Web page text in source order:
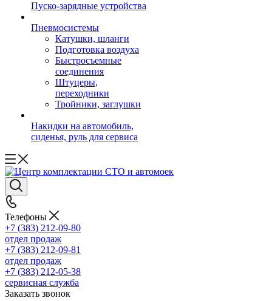
Пуско-зарядные устройства
Пневмосистемы
Катушки, шланги
Подготовка воздуха
Быстросъемные
соединения
Штуцеры,
переходники
Тройники, заглушки
Накидки на автомобиль,
сиденья, руль для сервиса
Телефоны
+7 (383) 212-09-80
отдел продаж
+7 (383) 212-09-81
отдел продаж
+7 (383) 212-05-38
сервисная служба
Заказать звонок